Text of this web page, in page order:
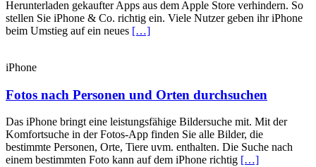
Herunterladen gekaufter Apps aus dem Apple Store verhindern. So
stellen Sie iPhone & Co. richtig ein. Viele Nutzer geben ihr iPhone
beim Umstieg auf ein neues […]
iPhone
Fotos nach Personen und Orten durchsuchen
Das iPhone bringt eine leistungsfähige Bildersuche mit. Mit der
Komfortsuche in der Fotos-App finden Sie alle Bilder, die
bestimmte Personen, Orte, Tiere uvm. enthalten. Die Suche nach
einem bestimmten Foto kann auf dem iPhone richtig […]